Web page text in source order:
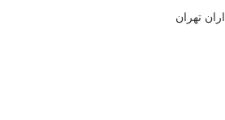
تهران